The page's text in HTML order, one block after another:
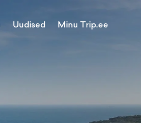
Uudised Minu Trip.ee